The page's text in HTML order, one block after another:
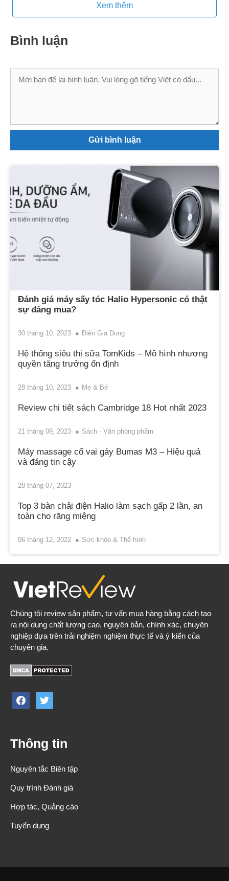
Xem thêm
Bình luận
Bình
Đánh giá máy sấy tóc Halio Hypersonic có thật
sự đáng mua?
30 tháng 10, 2023 Điện Gia Dụng
Hệ thống siêu thị sữa TomKids – Mô hình nhượng
quyền tăng trưởng ổn định
28 tháng 10, 2023 Mẹ & Bé
Review chi tiết sách Cambridge 18 Hot nhất 2023
21 tháng 09, 2023 Sách - Văn phòng phẩm
Máy massage cổ vai gáy Bumas M3 – Hiệu quả
và đáng tin cậy
28 tháng 07, 2023
Top 3 bàn chải điện Halio làm sạch gấp 2 lần, an
toàn cho răng miệng
06 tháng 12, 2022 Sức khỏe & Thể hình
Chúng tôi review sản phẩm, tư vấn mua hàng bằng cách tạo
ra nội dung chất lượng cao, nguyên bản, chính xác, chuyên
nghiệp dựa trên trải nghiệm nghiệm thực tế và ý kiến của
chuyên gia.
facebooktwitter
Thông tin
Nguyên tắc Biên tập
Quy trình Đánh giá
Hợp tác, Quảng cáo
Tuyển dụng